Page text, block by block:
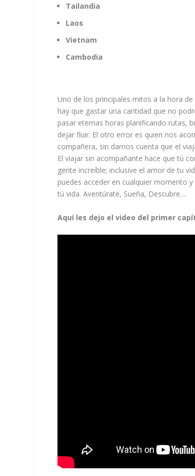
Tailandia
Laos
Vietnam
Cambodia
Uno de los principales mitos a la hora
hay que gastar una cantidad que no
pasar eternas horas planificando rutas,
dejar fluir. El otro error es quien nos
compañera, sin darnos cuenta que el
El viajar sin acompañante hace que tú
gente increíble; inclusive el amor de tu
puedes acceder en cualquier momento
tú vida. Aventúrate, Sueña, Descubre…
Aquí les dejo el video del primer